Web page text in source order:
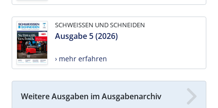
SCHWEISSEN UND SCHNEIDEN
Ausgabe 5 (2026)
› mehr erfahren
Weitere Ausgaben im Ausgabenarchiv